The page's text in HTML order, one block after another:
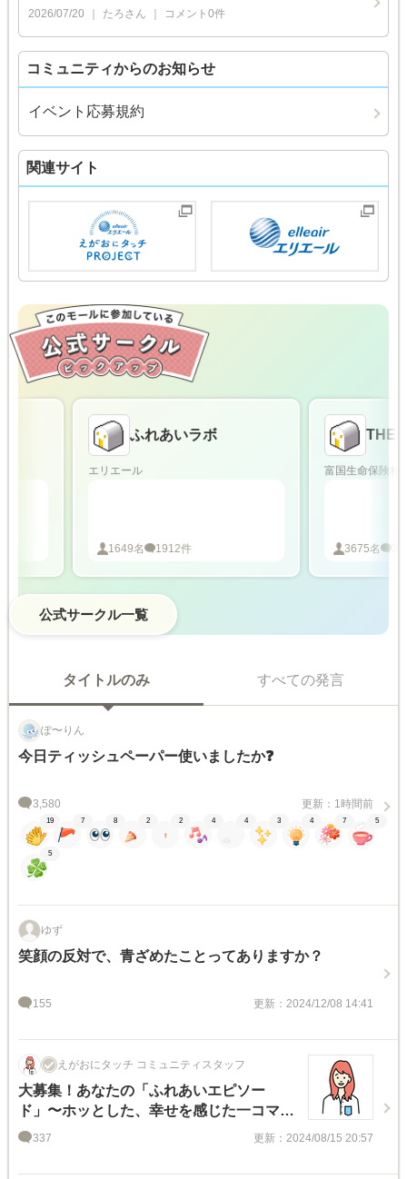
2026/07/20 たろさん コメント 0件
コミュニティからのお知らせ
イベント応募規約
関連サイト
ふれあいラボ
エリエール
1649名 1912件
THE
富国生命保険相互会
3675名 318件
公式サークル一覧
タイトルのみ すべての発言
ぽ〜りん
今日ティッシュペーパー使いましたか❓
3,580 更新：1時間前
19 7 8 2 2 4 4 3 4 7 5
5
ゆず
笑顔の反対で、青ざめたことってありますか？
155 更新：2024/12/08 14:41
えがおにタッチ コミュニティスタッフ
大募集！あなたの「ふれあいエピソー
ド」〜ホッとした、幸せを感じた一コマ聞
かせてください～
337 更新：2024/08/15 20:57